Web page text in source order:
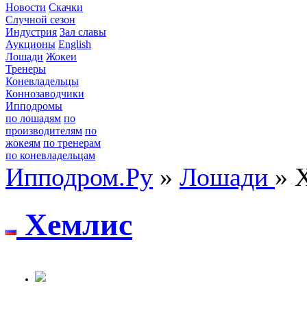
Новости Скачки
Случной сезон
Индустрия Зал славы
Аукционы English
Лошади Жокеи
Тренеры
Коневладельцы
Коннозаводчики
Ипподромы
по лошадям по
производителям по
жокеям по тренерам
по коневладельцам
Ипподром.Ру » Лошади »
Xeмлиc